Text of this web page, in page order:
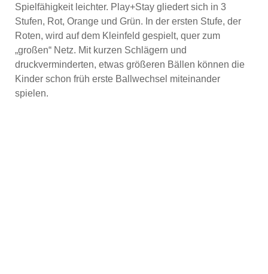
Spielfähigkeit leichter. Play+Stay gliedert sich in 3
Stufen, Rot, Orange und Grün. In der ersten Stufe, der
Roten, wird auf dem Kleinfeld gespielt, quer zum
„großen“ Netz. Mit kurzen Schlägern und
druckverminderten, etwas größeren Bällen können die
Kinder schon früh erste Ballwechsel miteinander
spielen.